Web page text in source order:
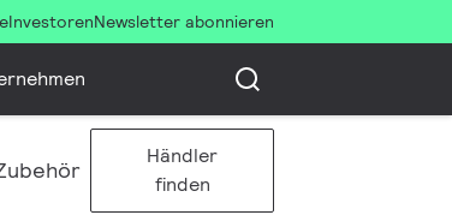
InvestorenNewsletter abonnieren
Händler
finden